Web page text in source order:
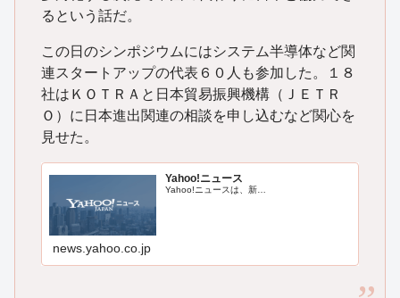
るという話だ。
この日のシンポジウムにはシステム半導体など関
連スタートアップの代表６０人も参加した。１８
社はＫＯＴＲＡと日本貿易振興機構（ＪＥＴＲ
Ｏ）に日本進出関連の相談を申し込むなど関心を
見せた。
Yahoo!ニュース
Yahoo!ニュースは、新…
news.yahoo.co.jp